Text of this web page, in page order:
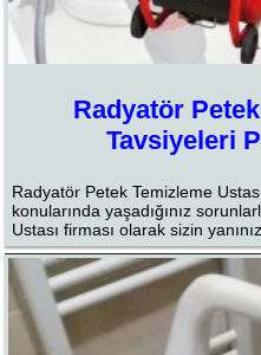
Radyatör
Tavsiyeleri
Radyatör Petek Temizleme
konularında yaşadığınız
Ustası firması olarak sizin